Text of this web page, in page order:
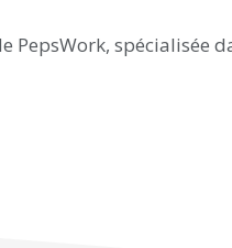
PepsWork, spécialisée